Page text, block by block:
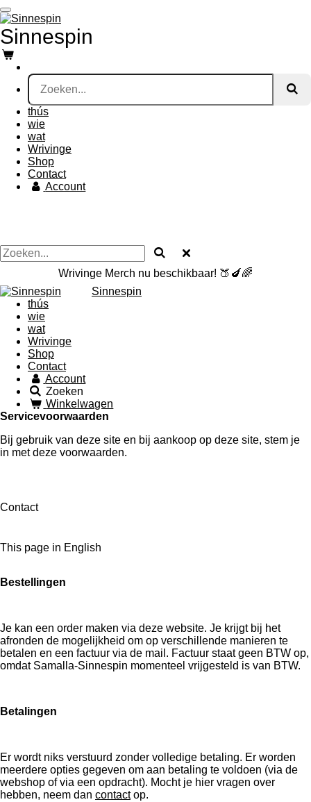
Ga
direct
naar
de
hoofdinhoud
Sinnespin
thús
wie
wat
Wrivinge
Shop
Contact
Account
Wrivinge Merch nu beschikbaar! 🍑🍆🌈
Sinnespin
thús
wie
wat
Wrivinge
Shop
Contact
Account
Zoeken
Winkelwagen
Servicevoorwaarden
Bij gebruik van deze site en bij aankoop op deze site, stem je
in met deze voorwaarden.
Contact
This page in English
Bestellingen
Je kan een order maken via deze website. Je krijgt bij het
afronden de mogelijkheid om op verschillende manieren te
betalen en een factuur via de mail. Factuur staat geen BTW op,
omdat Samalla-Sinnespin momenteel vrijgesteld is van BTW.
Betalingen
Er wordt niks verstuurd zonder volledige betaling. Er worden
meerdere opties gegeven om aan betaling te voldoen (via de
webshop of via een opdracht). Mocht je hier vragen over
hebben, neem dan contactop.